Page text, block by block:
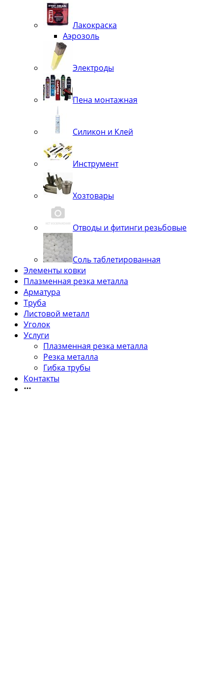
Лакокраска
Аэрозоль
Электроды
Пена монтажная
Силикон и Клей
Инструмент
Хозтовары
Отводы и фитинги резьбовые
Соль таблетированная
Элементы ковки
Плазменная резка металла
Арматура
Труба
Листовой металл
Уголок
Услуги
Плазменная резка металла
Резка металла
Гибка трубы
Контакты